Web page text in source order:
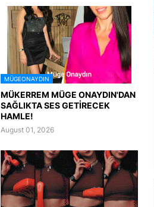
MÜGEONAYDIN
MÜKERREM MÜGE ONAYDIN'DAN
SAĞLIKTA SES GETİRECEK
HAMLE!
August 01, 2026